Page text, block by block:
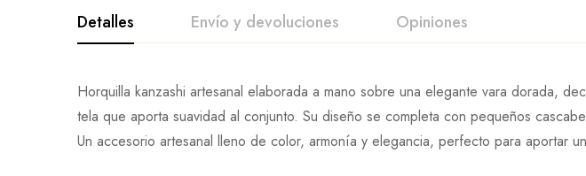
Detalles Envío y devoluciones Opiniones
Horquilla kanzashi artesanal elaborada a mano sobre una elegante vara dorada,
tela que aporta suavidad al conjunto. Su diseño se completa con pequeños
Un accesorio artesanal lleno de color, armonía y elegancia, perfecto para aportar